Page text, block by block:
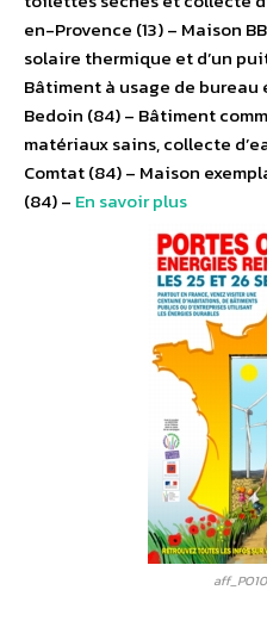
en-Provence (13) – Maison
solaire thermique et d’un
Bâtiment à usage de
Bedoin (84) – Bâtiment
matériaux sains, collecte
Comtat (84) – Maison
(84) – En savoir plus